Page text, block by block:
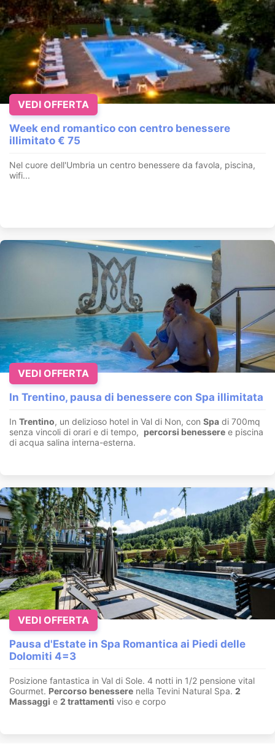
Week end romantico con centro benessere
illimitato € 75
Nel cuore dell'Umbria un centro benessere da favola, piscina,
wifi...
VEDI OFFERTA
In Trentino, pausa di benessere con Spa illimitata
In Trentino, un delizioso hotel in Val di Non, con Spa di 700mq
senza vincoli di orari e di tempo, percorsi benessere e piscina
di acqua salina interna-esterna.
VEDI OFFERTA
Pausa d'Estate in Spa Romantica ai Piedi delle
Dolomiti 4=3
Posizione fantastica in Val di Sole. 4 notti in 1/2 pensione vital
Gourmet. Percorso benessere nella Tevini Natural Spa. 2
Massaggi e 2 trattamenti viso e corpo
VEDI OFFERTA